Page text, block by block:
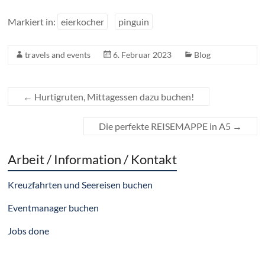
Markiert in: eierkocher pinguin
travels and events 6. Februar 2023 Blog
← Hurtigruten, Mittagessen dazu buchen!
Die perfekte REISEMAPPE in A5 →
Arbeit / Information / Kontakt
Kreuzfahrten und Seereisen buchen
Eventmanager buchen
Jobs done